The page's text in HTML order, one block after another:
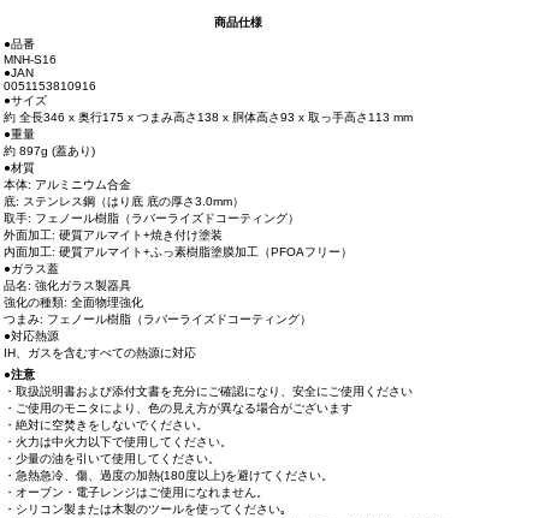
商品仕様
●品番
MNH-S16
●JAN
0051153810916
●サイズ
約 全長346 x 奥行175 x つまみ高さ138 x 胴体高さ93 x 取っ手高さ113 mm
●重量
約 897g (蓋あり)
●材質
本体: アルミニウム合金
底: ステンレス鋼（はり底 底の厚さ3.0mm）
取手: フェノール樹脂（ラバーライズドコーティング）
外面加工: 硬質アルマイト+焼き付け塗装
内面加工: 硬質アルマイト+ふっ素樹脂塗膜加工（PFOAフリー）
●ガラス蓋
品名: 強化ガラス製器具
強化の種類: 全面物理強化
つまみ: フェノール樹脂（ラバーライズドコーティング）
●対応熱源
IH、ガスを含むすべての熱源に対応
●注意
・取扱説明書および添付文書を充分にご確認になり、安全にご使用ください
・ご使用のモニタにより、色の見え方が異なる場合がございます
・絶対に空焚きをしないでください。
・火力は中火力以下で使用してください。
・少量の油を引いて使用してください。
・急熱急冷、傷、過度の加熱(180度以上)を避けてください。
・オーブン・電子レンジはご使用になれません。
・シリコン製または木製のツールを使ってください｡